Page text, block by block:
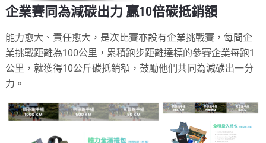
企業賽同為減碳出力 贏10倍碳抵銷額
能力愈大、責任愈大，是次比賽亦設有企業挑戰賽，每間企
業挑戰距離為100公里，累積跑步距離達標的參賽企業每跑1
公里，就獲得10公斤碳抵銷額，鼓勵他們共同為減碳出一分
力。